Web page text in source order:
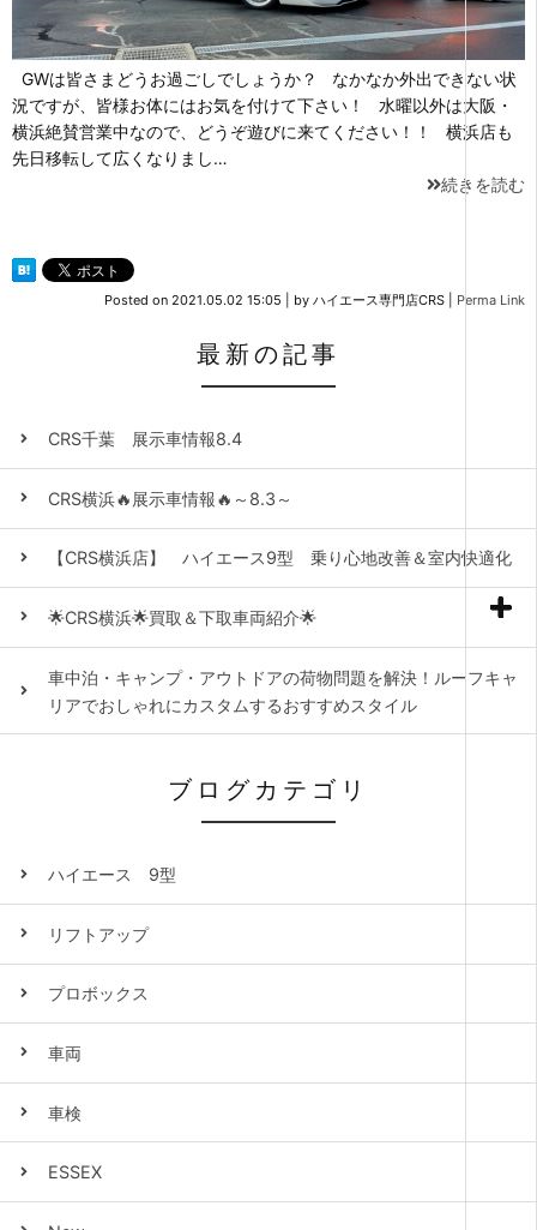
GWは皆さまどうお過ごしでしょうか？ なかなか外出できない状
況ですが、皆様お体にはお気を付けて下さい！ 水曜以外は大阪・
横浜絶賛営業中なので、どうぞ遊びに来てください！！ 横浜店も
先日移転して広くなりまし…
続きを読む
Posted on 2021.05.02 15:05 by ハイエース専門店CRS Perma Link
最新の記事
CRS千葉 展示車情報8.4
CRS横浜🔥展示車情報🔥～8.3～
【CRS横浜店】 ハイエース9型 乗り心地改善＆室内快適化
🌟CRS横浜🌟買取＆下取車両紹介🌟
車中泊・キャンプ・アウトドアの荷物問題を解決！ルーフキャ
リアでおしゃれにカスタムするおすすめスタイル
ブログカテゴリ
ハイエース 9型
リフトアップ
プロボックス
車両
車検
ESSEX